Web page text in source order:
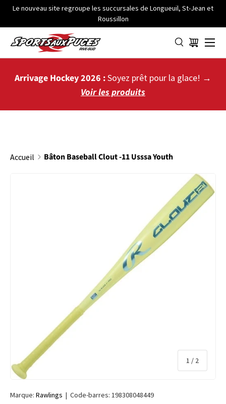
ALLER AU CONTENU
Le nouveau site regroupe les succursales de Longueuil, St-Jean et
Roussillon
Panier
Menu
Arrivage Hockey 2026 :Soyez prêt pour la glace! →
Voir les produits
Accueil Bâton Baseball Clout -11 Usssa Youth
PASSER AUX INFORMATIONS PRODUITS
1 / de
2
Marque: Rawlings | Code-barres: 198308048449